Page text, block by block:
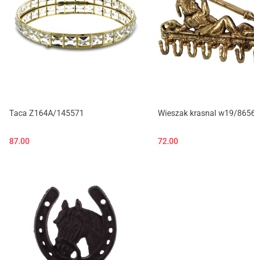
Produkt niedostępny
Taca Z164A/145571
87.00
Produkt niedostępny
Wieszak krasnal w19/
72.00